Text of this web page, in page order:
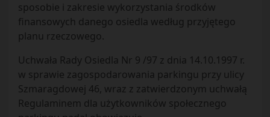
sposobie i zakresie wykorzystania środków
finansowych danego osiedla według przyjętego
planu rzeczowego.
Uchwała Rady Osiedla Nr 9 /97 z dnia 14.10.1997 r.
w sprawie zagospodarowania parkingu przy ulicy
Szmaragdowej 46, wraz z zatwierdzonym uchwałą
Regulaminem dla użytkowników społecznego